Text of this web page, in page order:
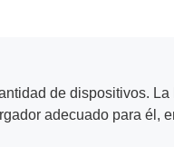
de dispositivos.
adecuado para él,